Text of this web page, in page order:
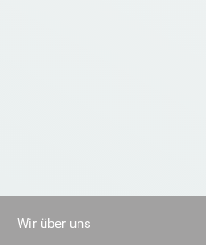
Wir über uns